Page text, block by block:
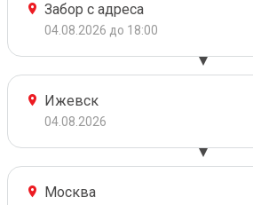
Забор с адреса
04.08.2026 до 18:00
Ижевск
04.08.2026
Москва